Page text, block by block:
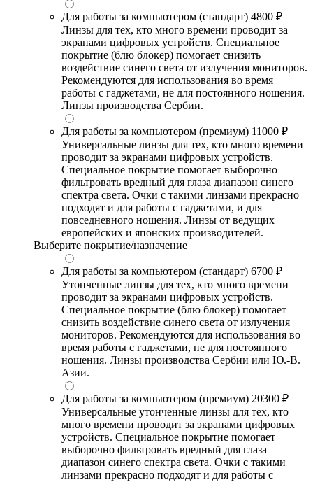
Для работы за компьютером (стандарт) 4800 ₽
Линзы для тех, кто много времени проводит за
экранами цифровых устройств. Специальное
покрытие (блю блокер) помогает снизить
воздействие синего света от излучения мониторов.
Рекомендуются для использования во время
работы с гаджетами, не для постоянного ношения.
Линзы производства Сербии.
Для работы за компьютером (премиум) 11000 ₽
Универсальные линзы для тех, кто много времени
проводит за экранами цифровых устройств.
Специальное покрытие помогает выборочно
фильтровать вредный для глаза диапазон синего
спектра света. Очки с такими линзами прекрасно
подходят и для работы с гаджетами, и для
повседневного ношения. Линзы от ведущих
европейских и японских производителей.
Выберите покрытие/назначение
Для работы за компьютером (стандарт) 6700 ₽
Утонченные линзы для тех, кто много времени
проводит за экранами цифровых устройств.
Специальное покрытие (блю блокер) помогает
снизить воздействие синего света от излучения
мониторов. Рекомендуются для использования во
время работы с гаджетами, не для постоянного
ношения. Линзы производства Сербии или Ю.-В.
Азии.
Для работы за компьютером (премиум) 20300 ₽
Универсальные утонченные линзы для тех, кто
много времени проводит за экранами цифровых
устройств. Специальное покрытие помогает
выборочно фильтровать вредный для глаза
диапазон синего спектра света. Очки с такими
линзами прекрасно подходят и для работы с